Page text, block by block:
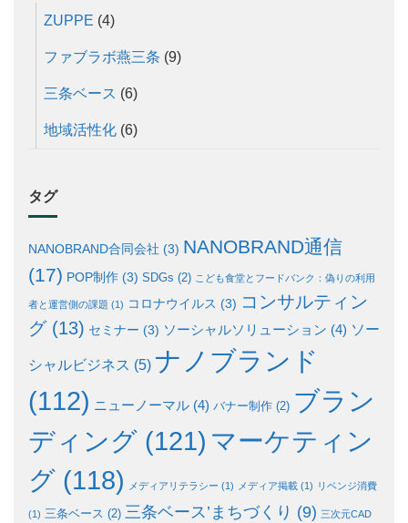
ZUPPE (4)
ファブラボ燕三条 (9)
三条ベース (6)
地域活性化 (6)
タグ
NANOBRAND合同会社 (3) NANOBRAND通信
(17) POP制作 (3) SDGs (2) こども食堂とフードバンク：偽りの利用
者と運営側の課題 (1) コロナウイルス (3) コンサルティン
グ(13) セミナー (3) ソーシャルソリューション (4) ソー
シャルビジネス (5) ナノブランド
(112) ニューノーマル (4) バナー制作 (2) ブラン
ディング (121) マーケティン
グ (118) メディアリテラシー (1) メディア掲載 (1) リベンジ消費
(1) 三条ベース (2) 三条ベース’まちづくり (9) 三次元CAD